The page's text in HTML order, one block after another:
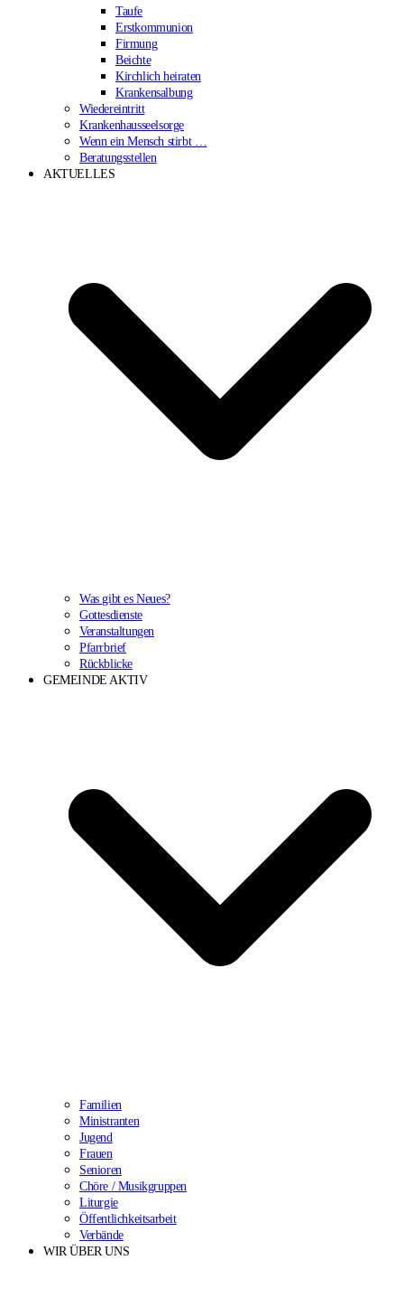
Taufe
Erstkommunion
Firmung
Beichte
Kirchlich heiraten
Krankensalbung
Wiedereintritt
Krankenhausseelsorge
Wenn ein Mensch stirbt …
Beratungsstellen
AKTUELLES
Was gibt es Neues?
Gottesdienste
Veranstaltungen
Pfarrbrief
Rückblicke
GEMEINDE AKTIV
Familien
Ministranten
Jugend
Frauen
Senioren
Chöre / Musikgruppen
Liturgie
Öffentlichkeitsarbeit
Verbände
WIR ÜBER UNS